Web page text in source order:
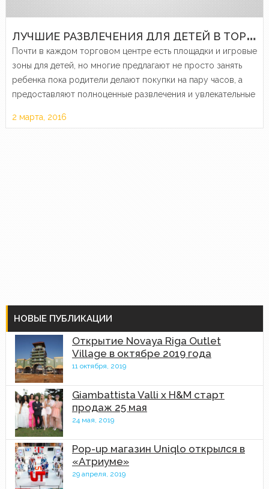
Л
УЧШИЕ РАЗВЛЕЧЕНИЯ ДЛЯ ДЕТЕЙ В ТОРГОВЫХ ЦЕНТРАХ МОСКВЫ
Почти в каждом торговом центре есть площадки и игровые
зоны для детей, но многие предлагают не просто занять
ребенка пока родители делают покупки на пару часов, а
предоставляют полноценные развлечения и увлекательные
Предлагаем…
2 марта, 2016
НОВЫЕ ПУБЛИКАЦИИ
Открытие Novaya Riga Outlet
Village в октябре 2019 года
11 октября, 2019
Giambattista Valli x H&M старт
продаж 25 мая
24 мая, 2019
Pop-up магазин Uniqlo открылся в
«Атриуме»
29 апреля, 2019